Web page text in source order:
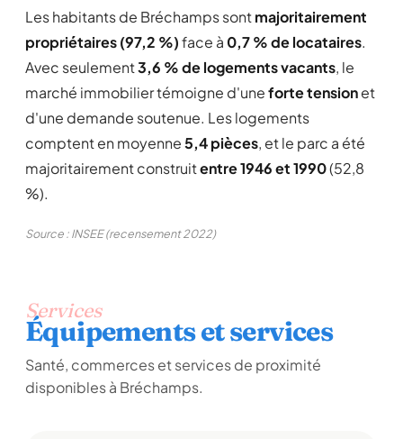
Les habitants de Bréchamps sontmajoritairement
propriétaires (97,2 %)face à 0,7 % de locataires.
Avec seulement3,6 % de logements vacants, le
marché immobilier témoigne d'uneforte tensionet
d'une demande soutenue. Les logements
comptent en moyenne5,4 pièces, et le parc a été
majoritairement construitentre 1946 et 1990(52,8
%).
Source : INSEE (recensement 2022)
Services
Équipements et services
Santé, commerces et services de proximité
disponibles à Bréchamps.